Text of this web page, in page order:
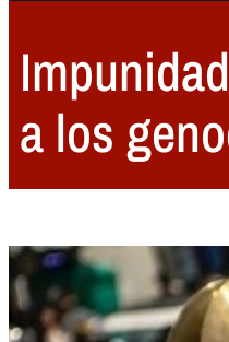
a los